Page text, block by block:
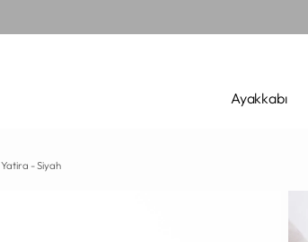
Ayakkabı
Yatira - Siyah